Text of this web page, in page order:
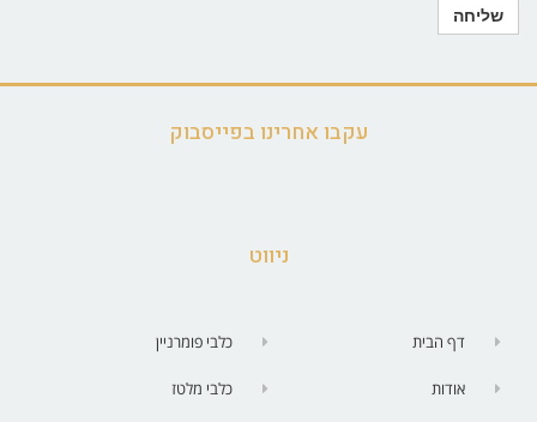
עקבו אחרינו בפייסבוק
ניווט
דף הבית
אודות
כלבי פומרניין
כלבי מלטז